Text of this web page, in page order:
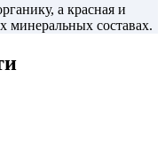
а красная и
минеральных составах.